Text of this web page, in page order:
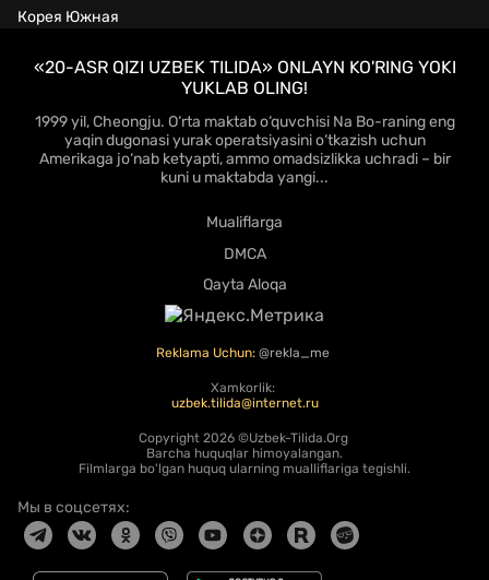
Корея Южная
«20-ASR QIZI UZBEK TILIDA» ONLAYN KO'RING YOKI
YUKLAB OLING!
1999 yil, Cheongju. O‘rta maktab o‘quvchisi Na Bo-raning eng
yaqin dugonasi yurak operatsiyasini o‘tkazish uchun
Amerikaga jo‘nab ketyapti, ammo omadsizlikka uchradi – bir
kuni u maktabda yangi...
Mualiflarga
DMCA
Qayta Aloqa
Reklama Uchun: @rekla_me
Xamkorlik:
uzbek.tilida@internet.ru
Copyright 2026 ©Uzbek-Tilida.Org
Barcha huquqlar himoyalangan.
Filmlarga bo'lgan huquq ularning mualliflariga tegishli.
Мы в соцсетях: